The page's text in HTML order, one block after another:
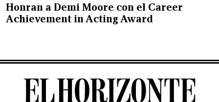
Honran a Demi Moore con el Career
Achievement in Acting Award